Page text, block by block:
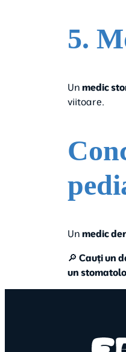
5.
Un medic
viitoare.
Un medic
🔎 Cauți un
un